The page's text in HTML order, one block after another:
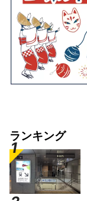
ランキング